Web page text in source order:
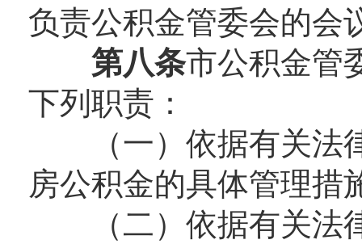
负责公积金管委会的会
第八条市公积金管
下列职责：
（一）依据有关法律
房公积金的具体管理措
（二）依据有关法律